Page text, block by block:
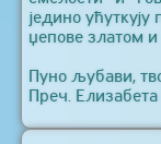
једино
џепове златом
Пуно љубави,
Преч.